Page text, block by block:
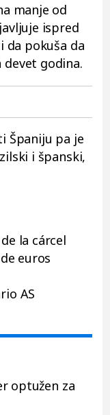
manje od
ispred
da pokuša da
godina.
Španiju pa je
i španski,
la cárcel
euros
AS
optužen za